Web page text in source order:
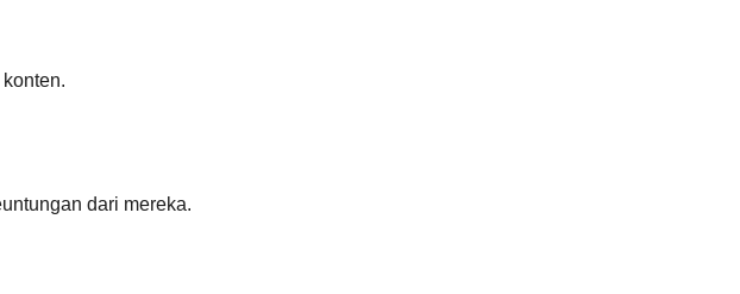
dari mereka.